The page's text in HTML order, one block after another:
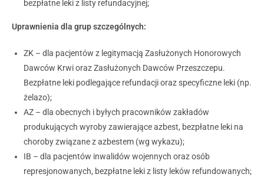
bezpłatne leki z listy refundacyjnej;
Uprawnienia dla grup szczególnych:
ZK – dla pacjentów z legitymacją Zasłużonych Honorowych
Dawców Krwi oraz Zasłużonych Dawców Przeszczepu.
Bezpłatne leki podlegające refundacji oraz specyficzne leki (np.
żelazo);
AZ – dla obecnych i byłych pracowników zakładów
produkujących wyroby zawierające azbest, bezpłatne leki na
choroby związane z azbestem (wg wykazu);
IB – dla pacjentów inwalidów wojennych oraz osób
represjonowanych, bezpłatne leki z listy leków refundowanych;